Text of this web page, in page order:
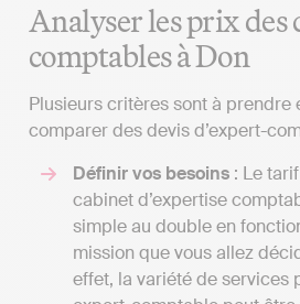
Analyser les prix des
comptables à Don
Plusieurs critères sont à prendre
comparer des devis d’expert-
Définir vos besoins : Le
cabinet d’expertise
simple au double en
mission que vous allez
effet, la variété de services